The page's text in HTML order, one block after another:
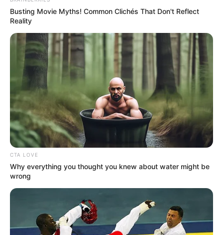
VEJA TAMBÉM
chamas.
Menina de 2 anos é a mais jovem a entrar na sociedade de
gênios
Tratamento inovador elimina totalmente o câncer de mama em
estágio inicial .
Mãe alerta depois de filha ter reação severa após contato com
flor: “Essa planta é mortal”.
Busting Movie Myths! Common Clichés That Don't Reflect
Reality
CTA LOVE
Why everything you thought you knew about water might be
wrong